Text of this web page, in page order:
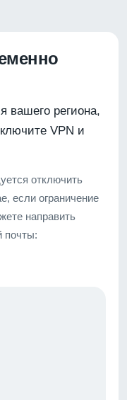
вашего региона,
VPN и
отключить
если ограничение
направить
почты: